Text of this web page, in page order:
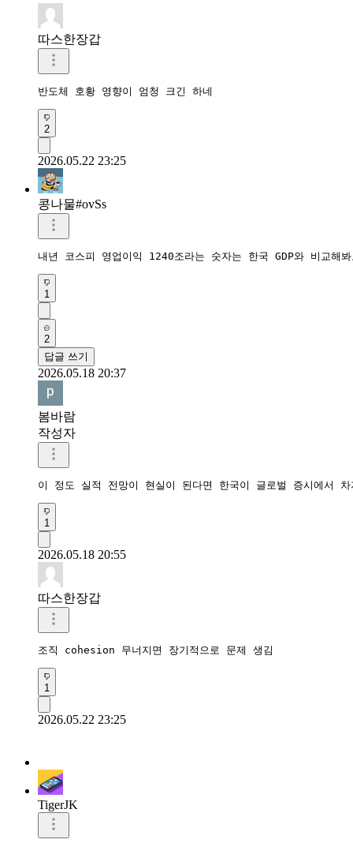
따스한장갑
반도체 호황 영향이 엄청 크긴 하네
2
2026.05.22 23:25
콩나물#ovSs
내년 코스피 영업이익 1240조라는 숫자는 한국 GDP와 비교해
1
2
답글 쓰기
2026.05.18 20:37
봄바람
작성자
이 정도 실적 전망이 현실이 된다면 한국이 글로벌 증시에서
1
2026.05.18 20:55
따스한장갑
조직 cohesion 무너지면 장기적으로 문제 생김
1
2026.05.22 23:25
TigerJK